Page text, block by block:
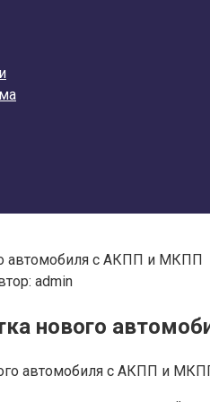
автомобиля с АКПП и МКПП
admin
нового